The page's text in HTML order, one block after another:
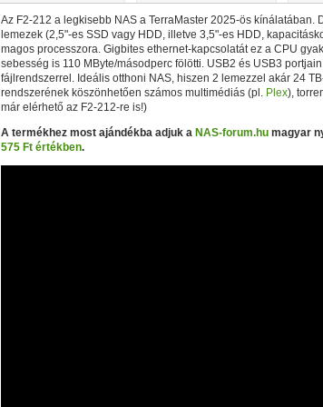
Az F2-212 a legkisebb NAS a TerraMaster 2025-ös kínálatában.
lemezek (2,5"-es SSD vagy HDD, illetve 3,5"-es HDD,
magos processzora. Gigbites ethernet-kapcsolatát ez a CPU
sebesség is 110 MByte/másodperc fölötti. USB2 és USB3
fájlrendszerrel. Ideális otthoni NAS, hiszen 2 lemezzel akár 24
rendszerének köszönhetően számos multimédiás (pl. Plex),
már elérhető az F2-212-re is!)
A termékhez most ajándékba adjuk a NAS-forum.humagyar
575 Ft értékben.